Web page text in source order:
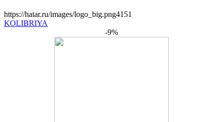
https://hatar.ru/images/logo_big.png41 51
KOLIBRIYA
-9%